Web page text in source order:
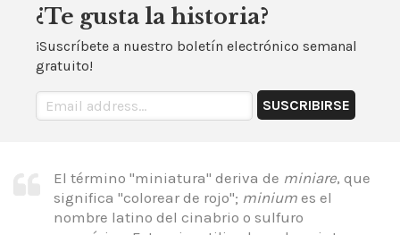
¿Te gusta la historia?
¡Suscríbete a nuestro boletín electrónico semanal
gratuito!
El término "miniatura" deriva de miniare, que
significa "colorear de rojo"; minium es el
nombre latino del cinabrio o sulfuro